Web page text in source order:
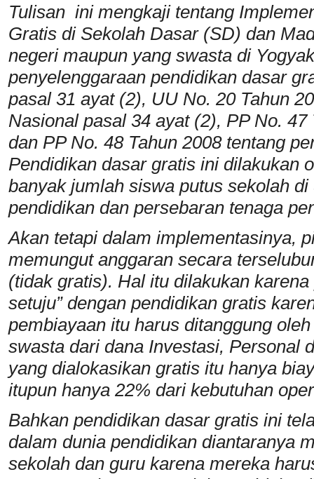
Tulisan ini mengkaji tentang
Gratis di Sekolah Dasar (SD) dan
negeri maupun yang swasta di
penyelenggaraan pendidikan dasar
pasal 31 ayat (2), UU No. 20 Tahun
Nasional pasal 34 ayat (2), PP No.
dan PP No. 48 Tahun 2008 tentang
Pendidikan dasar gratis ini dilakukan
banyak jumlah siswa putus sekolah
pendidikan dan persebaran tenaga
Akan tetapi dalam implementasinya,
memungut anggaran secara
(tidak gratis). Hal itu dilakukan
setuju” dengan pendidikan gratis
pembiayaan itu harus ditanggung
swasta dari dana Investasi, Personal
yang dialokasikan gratis itu hanya
itupun hanya 22% dari kebutuhan
Bahkan pendidikan dasar gratis ini
dalam dunia pendidikan diantaranya
sekolah dan guru karena mereka